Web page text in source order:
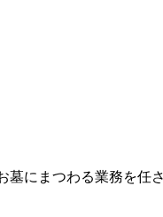
にまつわる業務を